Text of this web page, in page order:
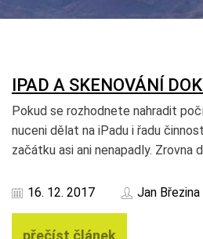
IPAD A SKENOVÁNÍ
Pokud se rozhodnete nahradit
nuceni dělat na iPadu i řadu
začátku asi ani nenapadly. Zrovna
16. 12. 2017 Jan Březina
přečíst článek